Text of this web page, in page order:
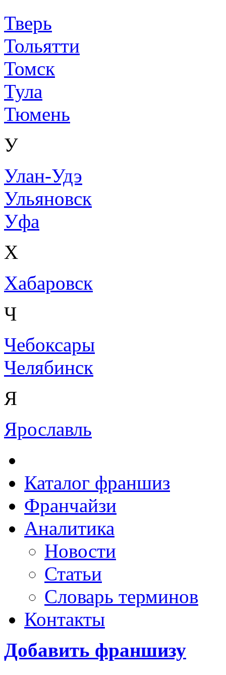
Тверь
Тольятти
Томск
Тула
Тюмень
У
Улан-Удэ
Ульяновск
Уфа
Х
Хабаровск
Ч
Чебоксары
Челябинск
Я
Ярославль
Каталог франшиз
Франчайзи
Аналитика
Новости
Статьи
Словарь терминов
Контакты
Добавить франшизу